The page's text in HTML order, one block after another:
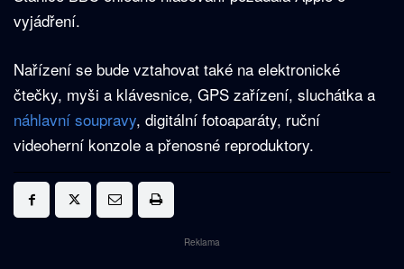
vyjádření.
Nařízení se bude vztahovat také na elektronické
čtečky, myši a klávesnice, GPS zařízení, sluchátka a
náhlavní soupravy, digitální fotoaparáty, ruční
videoherní konzole a přenosné reproduktory.
Reklama